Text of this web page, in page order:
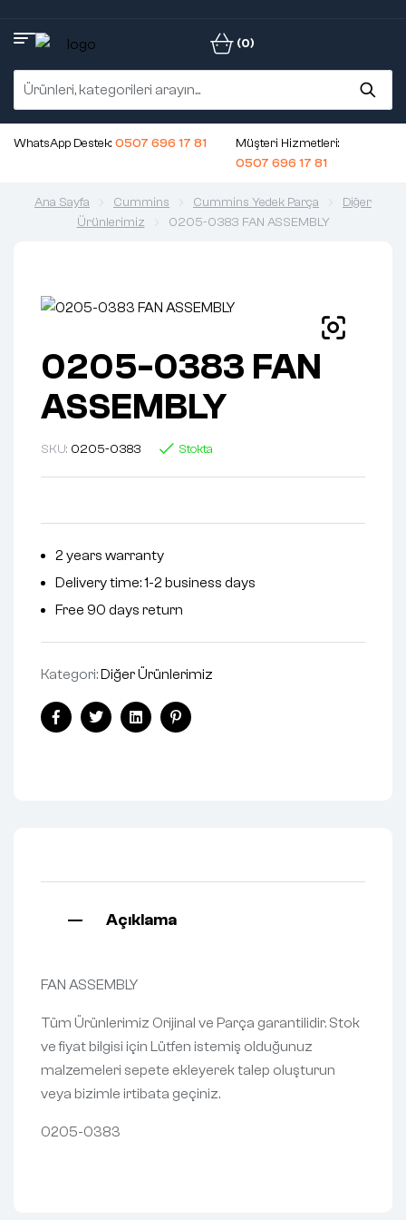
(0)
WhatsApp Destek: 0507 696 17 81
Müşteri Hizmetleri:
0507 696 17 81
Ana Sayfa Cummins Cummins Yedek Parça
Diğer
Ürünlerimiz
0205-0383 FAN ASSEMBLY
0205-0383 FAN
ASSEMBLY
SKU: 0205-0383 Stokta
2 years warranty
Delivery time: 1-2 business days
Free 90 days return
Kategori:Diğer Ürünlerimiz
FacebookTwitterLinkedinPinterest
Açıklama
FAN ASSEMBLY
Tüm Ürünlerimiz Orijinal ve Parça garantilidir. Stok
ve fiyat bilgisi için Lütfen istemiş olduğunuz
malzemeleri sepete ekleyerek talep oluşturun
veya bizimle irtibata geçiniz.
0205-0383